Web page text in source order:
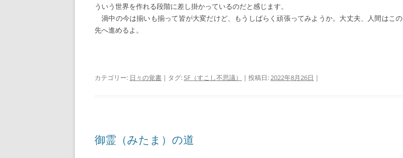
ういう世界を作れる段階に差し掛かっているのだと感じます。
渦中の今は揃いも揃って皆が大変だけど、もうしばらく頑張ってみようか。大丈夫、人間はこの
先へ進めるよ。
カテゴリー: 日々の覚書 | タグ:SF（すこし不思議） | 投稿日:2022年8月26日 |
御霊（みたま）の道